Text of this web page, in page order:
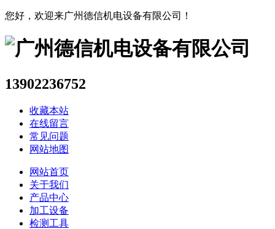
您好，欢迎来广州德信机电设备有限公司！
13902236752
收藏本站
在线留言
常见问题
网站地图
网站首页
关于我们
产品中心
加工设备
检测工具